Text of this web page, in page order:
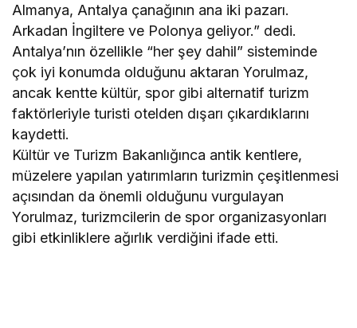
Almanya, Antalya çanağının ana iki pazarı.
Arkadan İngiltere ve Polonya geliyor.” dedi.
Antalya’nın özellikle “her şey dahil” sisteminde
çok iyi konumda olduğunu aktaran Yorulmaz,
ancak kentte kültür, spor gibi alternatif turizm
faktörleriyle turisti otelden dışarı çıkardıklarını
kaydetti.
Kültür ve Turizm Bakanlığınca antik kentlere,
müzelere yapılan yatırımların turizmin çeşitlenmesi
açısından da önemli olduğunu vurgulayan
Yorulmaz, turizmcilerin de spor organizasyonları
gibi etkinliklere ağırlık verdiğini ifade etti.